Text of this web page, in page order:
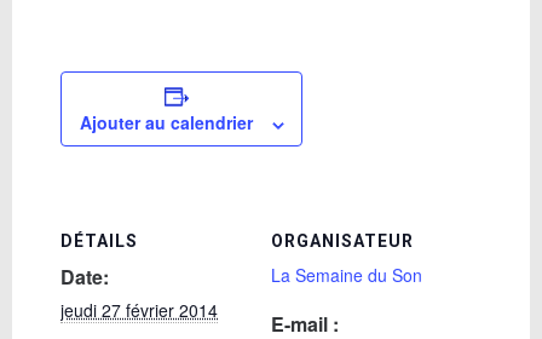
Ajouter au calendrier
DÉTAILS
Date:
jeudi 27 février 2014
ORGANISATEUR
La Semaine du Son
E-mail :